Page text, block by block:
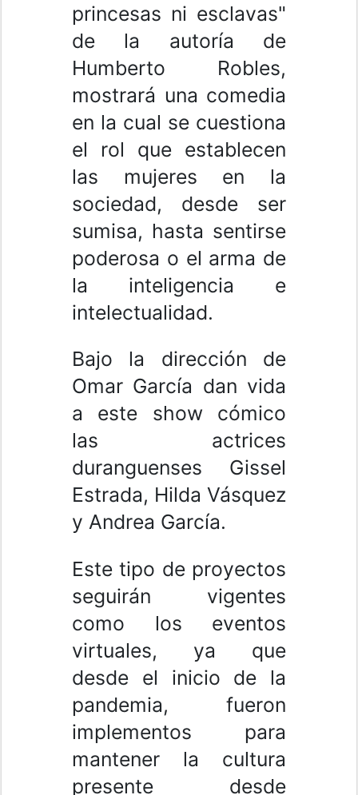
princesas ni esclavas"
de la autoría de
Humberto Robles,
mostrará una comedia
en la cual se cuestiona
el rol que establecen
las mujeres en la
sociedad, desde ser
sumisa, hasta sentirse
poderosa o el arma de
la inteligencia e
intelectualidad.
Bajo la dirección de
Omar García dan vida
a este show cómico
las actrices
duranguenses Gissel
Estrada, Hilda Vásquez
y Andrea García.
Este tipo de proyectos
seguirán vigentes
como los eventos
virtuales, ya que
desde el inicio de la
pandemia, fueron
implementos para
mantener la cultura
presente desde